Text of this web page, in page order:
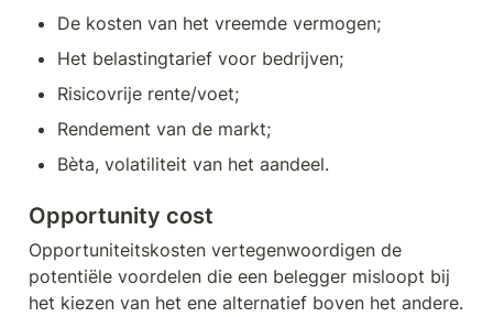
De kosten van het vreemde vermogen;
Het belastingtarief voor bedrijven;
Risicovrije rente/voet;
Rendement van de markt;
Bèta, volatiliteit van het aandeel.
Opportunity cost
Opportuniteitskosten vertegenwoordigen de
potentiële voordelen die een belegger misloopt bij
het kiezen van het ene alternatief boven het andere.